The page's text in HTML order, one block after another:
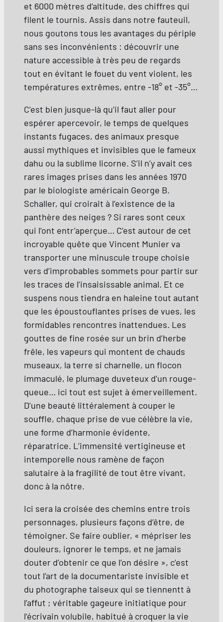
et 6000 mètres d’altitude, des chiffres qui
filent le tournis. Assis dans notre fauteuil,
nous goutons tous les avantages du périple
sans ses inconvénients : découvrir une
nature accessible à très peu de regards
tout en évitant le fouet du vent violent, les
températures extrêmes, entre -18° et -35°…
C’est bien jusque-là qu’il faut aller pour
espérer apercevoir, le temps de quelques
instants fugaces, des animaux presque
aussi mythiques et invisibles que le fameux
dahu ou la sublime licorne. S’il n’y avait ces
rares images prises dans les années 1970
par le biologiste américain George B.
Schaller, qui croirait à l’existence de la
panthère des neiges ? Si rares sont ceux
qui l’ont entr’aperçue… C’est autour de cet
incroyable quête que Vincent Munier va
transporter une minuscule troupe choisie
vers d’improbables sommets pour partir sur
les traces de l’insaisissable animal. Et ce
suspens nous tiendra en haleine tout autant
que les époustouflantes prises de vues, les
formidables rencontres inattendues. Les
gouttes de fine rosée sur un brin d’herbe
frêle, les vapeurs qui montent de chauds
museaux, la terre si charnelle, un flocon
immaculé, le plumage duveteux d’un rouge-
queue… ici tout est sujet à émerveillement.
D’une beauté littéralement à couper le
souffle, chaque prise de vue célèbre la vie,
une forme d’harmonie évidente,
réparatrice. L’immensité vertigineuse et
intemporelle nous ramène de façon
salutaire à la fragilité de tout être vivant,
donc à la nôtre.
Ici sera la croisée des chemins entre trois
personnages, plusieurs façons d’être, de
témoigner. Se faire oublier, « mépriser les
douleurs, ignorer le temps, et ne jamais
douter d’obtenir ce que l’on désire », c’est
tout l’art de la documentariste invisible et
du photographe taiseux qui se tiennentt à
l’affut ; véritable gageure initiatique pour
l’écrivain volubile, habitué à croquer la vie